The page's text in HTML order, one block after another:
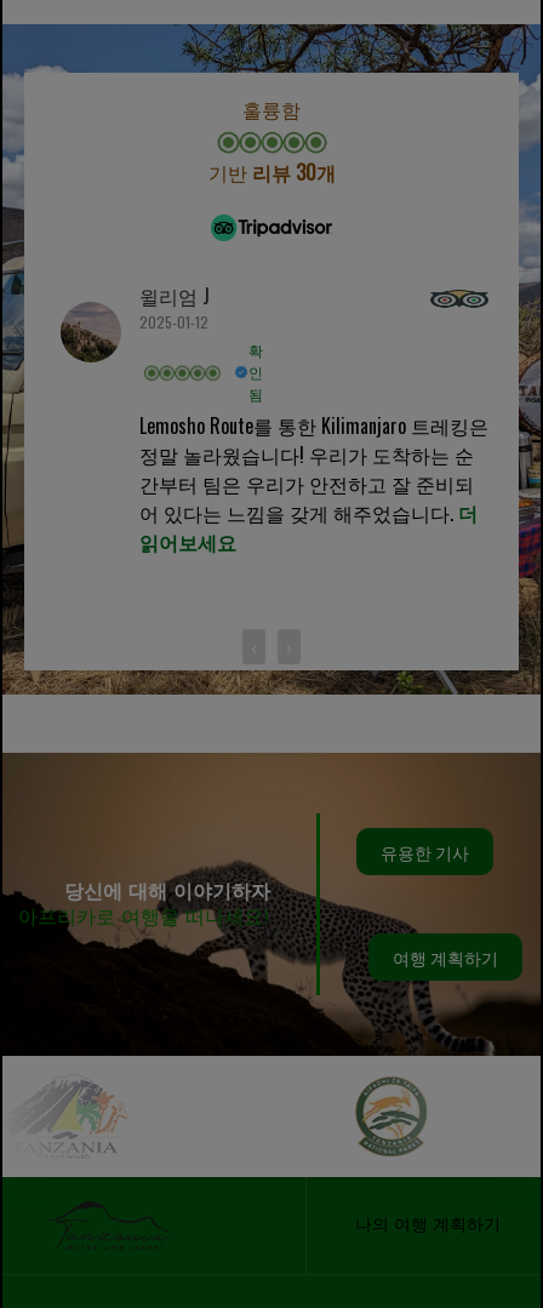
훌륭함
기반 리뷰 30개
윌리엄 J
2025-01-12
확
인
됨
Lemosho Route를 통한 Kilimanjaro 트레킹은
정말 놀라웠습니다! 우리가 도착하는 순
간부터 팀은 우리가 안전하고 잘 준비되
어 있다는 느낌을 갖게 해주었습니다. 더
읽어보세요
당신에 대해 이야기하자
아프리카로 여행을 떠나세요!
유용한 기사
여행 계획하기
나의 여행 계획하기